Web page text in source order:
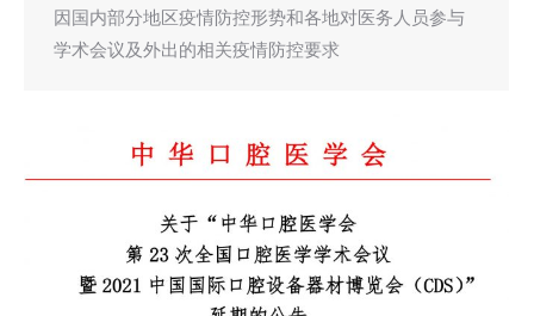
因国内部分地区疫情防控形势和各地对医务人员参与
学术会议及外出的相关疫情防控要求